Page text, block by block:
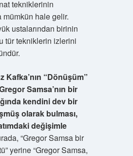
tekniklerinin
mümkün hale gelir.
ustalarından birinin
tür tekniklerin izlerini
Kafka’nın “Dönüşüm”
Samsa’nın bir
kendini dev bir
olarak bulması,
değişimle
“Gregor Samsa bir
yerine “Gregor Samsa,